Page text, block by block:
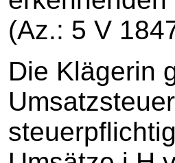
(Az.: 5 V
Die Klägerin